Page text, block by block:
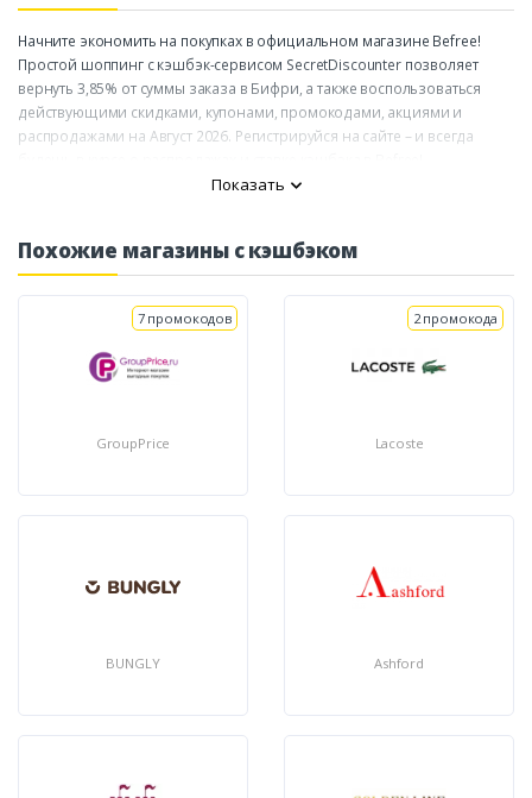
Начните экономить на покупках в официальном магазине Befree!
Простой шоппинг с кэшбэк-сервисом SecretDiscounter позволяет
вернуть 3,85% от суммы заказа в Бифри, а также воспользоваться
действующими скидками, купонами, промокодами, акциями и
распродажами на Август 2026. Регистрируйся на сайте – и всегда
Показать
Похожие магазины с кэшбэком
7 промокодов
GroupPrice
2 промокода
Lacoste
BUNGLY Ashford